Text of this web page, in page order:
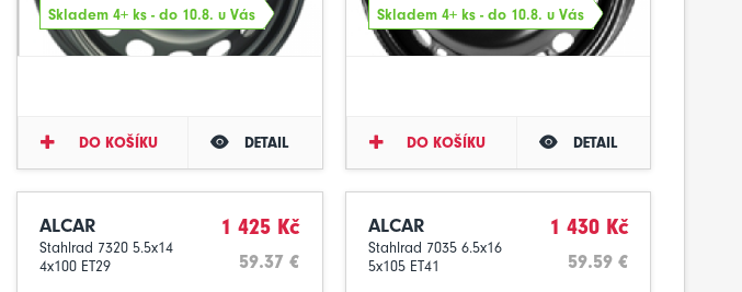
Skladem 4+ ks - do 10.8. u Vás
DO KOŠÍKU DETAIL
Skladem 4+ ks - do 10.8. u Vás
DO KOŠÍKU DETAIL
ALCAR
Stahlrad 7320 5.5x14
4x100 ET29
1 425 Kč
59.37 €
ALCAR
Stahlrad 7035 6.5x16
5x105 ET41
1 430 Kč
59.59 €